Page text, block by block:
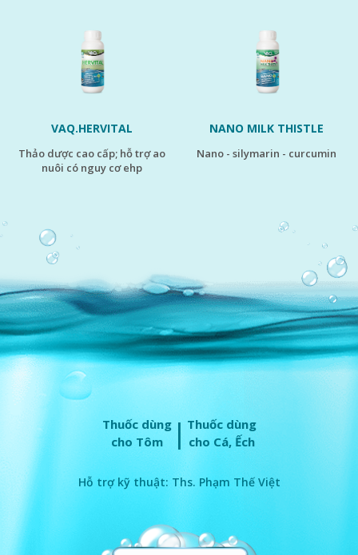
NANO MILK THISTLE
nano - silymarin - curcumin
VAQ.NANO KẼM
kẽm siêu đậm đặc - kích thước
Thuốc dùng
cho Tôm | Thuốc dùng
cho Cá, Ếch
Hỗ trợ kỹ thuật: Ths. Phạm Thế Việt